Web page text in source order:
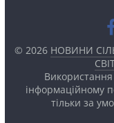
© 2026 НОВИНИ
Використання
інформаційному
тільки за